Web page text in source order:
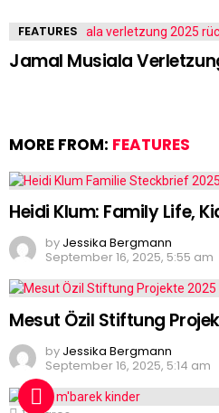
FEATURES
Jamal Musiala
MORE FROM: FEATURES
Heidi Klum: Family Life,
by Jessika Bergmann
September 16, 2025, 5:55 am
Mesut Özil Stiftung
by Jessika Bergmann
September 16, 2025, 5:14 am